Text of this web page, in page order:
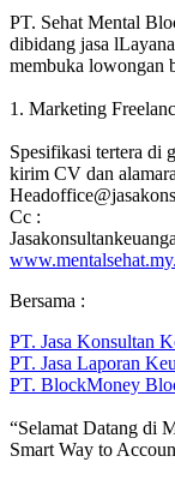
PT. Sehat Mental
dibidang jasa
membuka lowongan
1. Marketing
Spesifikasi tertera di
kirim CV dan
Cc :
Bersama :
PT. Jasa Konsultan
PT. Jasa Laporan
PT. BlockMoney
“Selamat Datang di
Smart Way to